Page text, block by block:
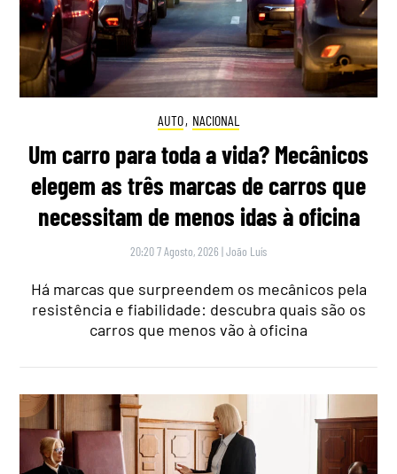
AUTO, NACIONAL
Um carro para toda a vida? Mecânicos
elegem as três marcas de carros que
necessitam de menos idas à oficina
20:20 7 Agosto, 2026 |João Luís
Há marcas que surpreendem os mecânicos pela
resistência e fiabilidade: descubra quais são os
carros que menos vão à oficina